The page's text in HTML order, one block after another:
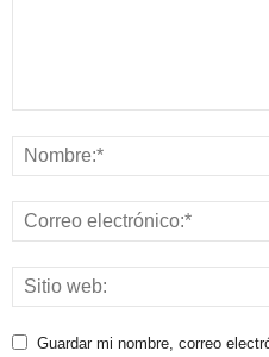
Guardar mi nombre, correo